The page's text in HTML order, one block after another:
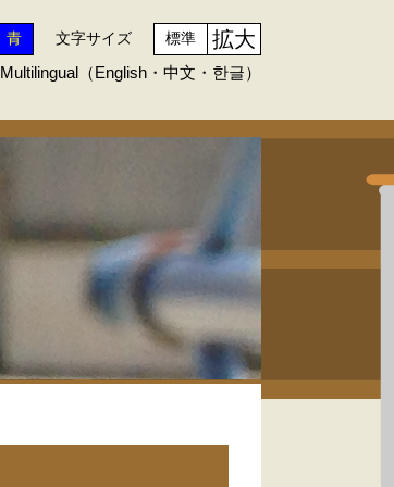
青 文字サイズ 標準 拡大
Multilingual（English・中文・한글）